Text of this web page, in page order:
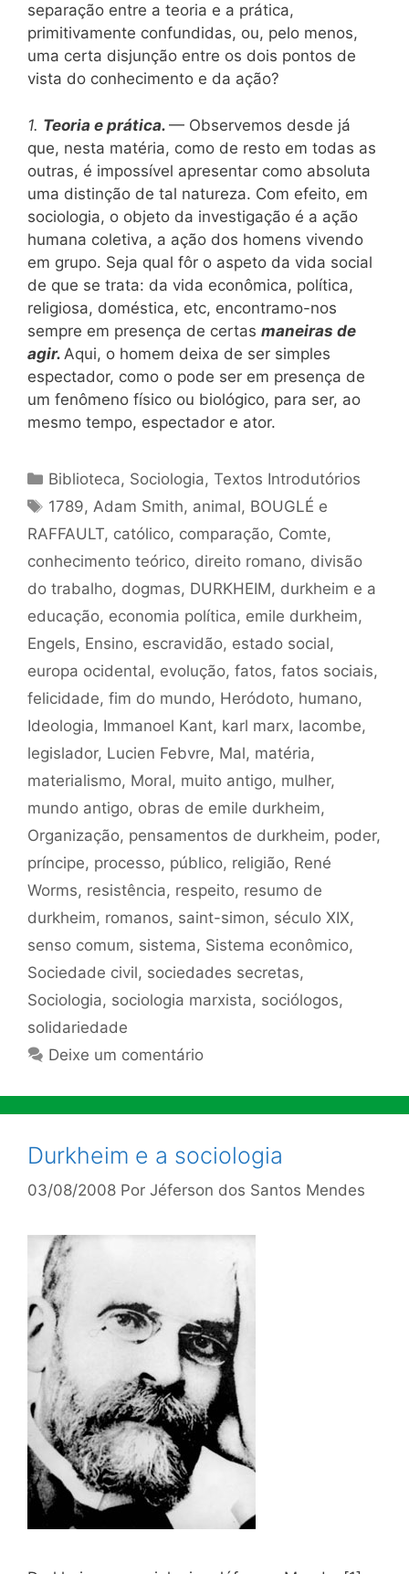
separação entre a teoria e a prática,
primitivamente confundidas, ou, pelo menos,
uma certa disjunção entre os dois pontos de
vista do conhecimento e da ação?
1. Teoria e prática. — Observemos desde já
que, nesta matéria, como de resto em todas as
outras, é impossível apresentar como absoluta
uma distinção de tal natureza. Com efeito, em
sociologia, o objeto da investigação é a ação
humana coletiva, a ação dos homens vivendo
em grupo. Seja qual fôr o aspeto da vida social
de que se trata: da vida econômica, política,
religiosa, doméstica, etc, encontramo-nos
sempre em presença de certas maneiras de
agir. Aqui, o homem deixa de ser simples
espectador, como o pode ser em presença de
um fenômeno físico ou biológico, para ser, ao
mesmo tempo, espectador e ator.
Categorias
Biblioteca, Sociologia,Textos Introdutórios
Tags
1789, Adam Smith, animal, BOUGLÉ e
RAFFAULT, católico, comparação, Comte,
conhecimento teórico, direito romano, divisão
do trabalho, dogmas, DURKHEIM, durkheim e a
educação, economia política, emile durkheim,
Engels, Ensino, escravidão, estado social,
europa ocidental, evolução, fatos, fatos sociais,
felicidade, fim do mundo, Heródoto, humano,
Ideologia, Immanoel Kant, karl marx, lacombe,
legislador, Lucien Febvre, Mal, matéria,
materialismo, Moral, muito antigo, mulher,
mundo antigo, obras de emile durkheim,
Organização, pensamentos de durkheim, poder,
príncipe, processo, público, religião, René
Worms, resistência, respeito, resumo de
durkheim, romanos, saint-simon, século XIX,
senso comum, sistema, Sistema econômico,
Sociedade civil, sociedades secretas,
Sociologia, sociologia marxista, sociólogos,
solidariedade
Deixe um comentário
Durkheim e a sociologia
03/08/2008 Por Jéferson dos Santos Mendes